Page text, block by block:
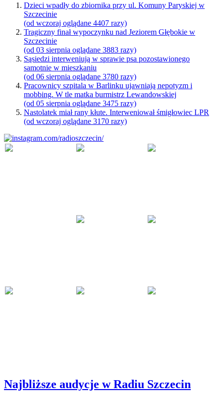
Dzieci wpadły do zbiornika przy ul. Komuny Paryskiej w
Szczecinie
(od wczoraj oglądane 4407 razy)
Tragiczny finał wypoczynku nad Jeziorem Głębokie w
Szczecinie
(od 03 sierpnia oglądane 3883 razy)
Sąsiedzi interweniują w sprawie psa pozostawionego
samotnie w mieszkaniu
(od 06 sierpnia oglądane 3780 razy)
Pracownicy szpitala w Barlinku ujawniają nepotyzm i
mobbing. W tle matka burmistrz Lewandowskiej
(od 05 sierpnia oglądane 3475 razy)
Nastolatek miał rany kłute. Interweniował śmigłowiec LPR
(od wczoraj oglądane 3170 razy)
Najbliższe audycje w Radiu Szczecin